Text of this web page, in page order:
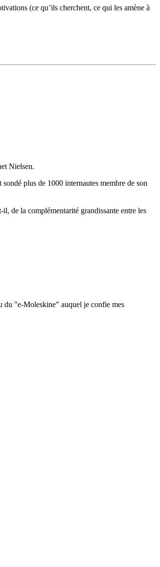
(ce qu’ils cherchent, ce qui les amène à
Nielsen.
plus de 1000 internautes membre de son
de la complémentarité grandissante entre les
du "e-Moleskine" auquel je confie mes